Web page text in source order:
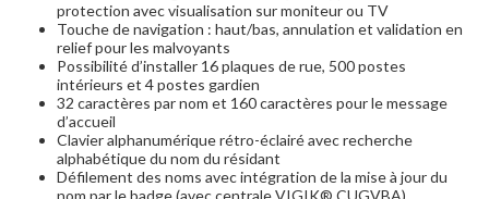
protection avec visualisation sur moniteur ou TV
Touche de navigation : haut/bas, annulation et validation en
relief pour les malvoyants
Possibilité d’installer 16 plaques de rue, 500 postes
intérieurs et 4 postes gardien
32 caractères par nom et 160 caractères pour le message
d’accueil
Clavier alphanumérique rétro-éclairé avec recherche
alphabétique du nom du résidant
Défilement des noms avec intégration de la mise à jour du